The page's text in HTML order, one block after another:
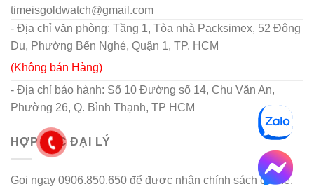
timeisgoldwatch@gmail.com
- Địa chỉ văn phòng: Tầng 1, Tòa nhà Packsimex, 52 Đông
Du, Phường Bến Nghé, Quận 1, TP. HCM
(Không bán Hàng)
- Địa chỉ bảo hành: Số 10 Đường số 14, Chu Văn An,
Phường 26, Q. Bình Thạnh, TP HCM
HỢP TÁC ĐẠI LÝ
Gọi ngay 0906.850.650 để được nhận chính sách cụ thể.